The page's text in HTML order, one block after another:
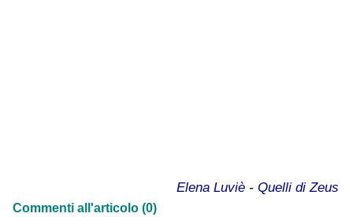
Elena Luviè - Quelli di Zeus
Commenti all'articolo (0)